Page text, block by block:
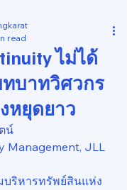
ไม่ได้
ทบาทวิศวกร
หยุดยาว
read
น์
Management, JLL
บริหารทรัพย์สินแห่ง